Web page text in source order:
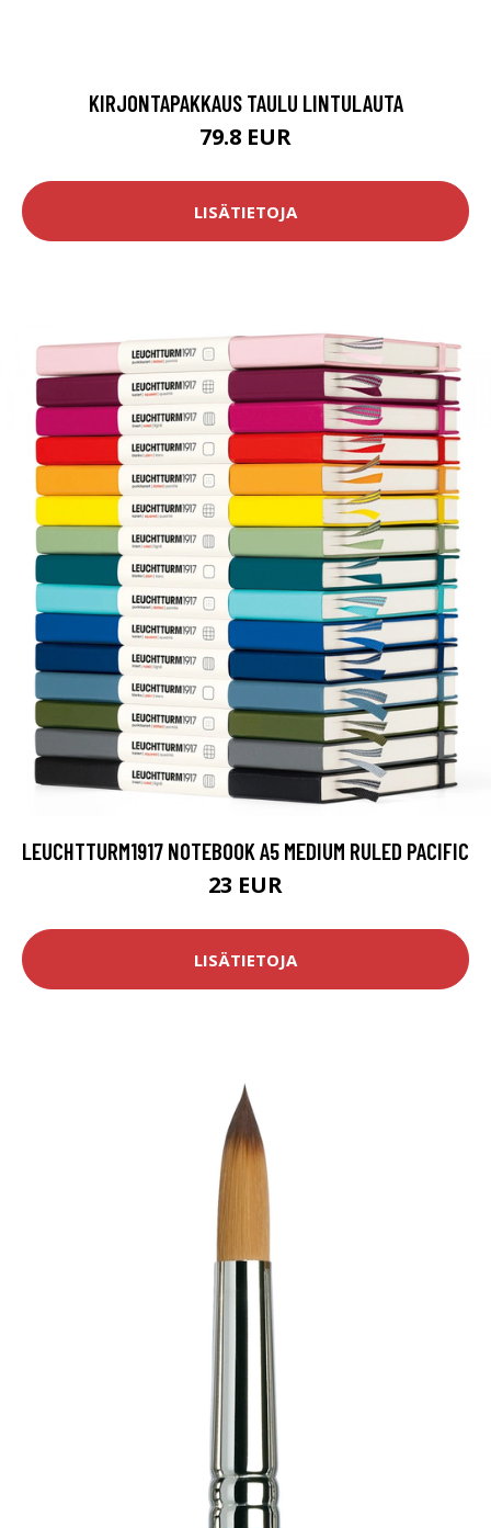
KIRJONTAPAKKAUS TAULU LINTULAUTA
79.8 EUR
LISÄTIETOJA
LEUCHTTURM1917 NOTEBOOK A5 MEDIUM RULED PACIFIC
23 EUR
LISÄTIETOJA